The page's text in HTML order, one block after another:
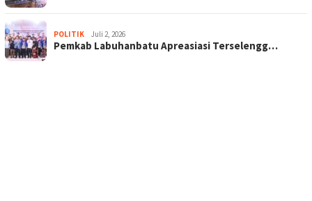
POLITIK Juli 2, 2026
Pemkab Labuhanbatu Apreasiasi Terselengg…